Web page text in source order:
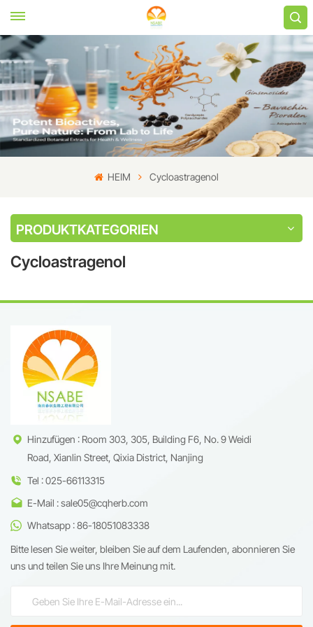
HEIM Cycloastragenol
PRODUKTKATEGORIEN
Cycloastragenol
Hinzufügen : Room 303, 305, Building F6, No. 9 Weidi
Road, Xianlin Street, Qixia District, Nanjing
Tel : 025-66113315
E-Mail : sale05@cqherb.com
Whatsapp : 86-18051083338
Bitte lesen Sie weiter, bleiben Sie auf dem Laufenden, abonnieren Sie
uns und teilen Sie uns Ihre Meinung mit.